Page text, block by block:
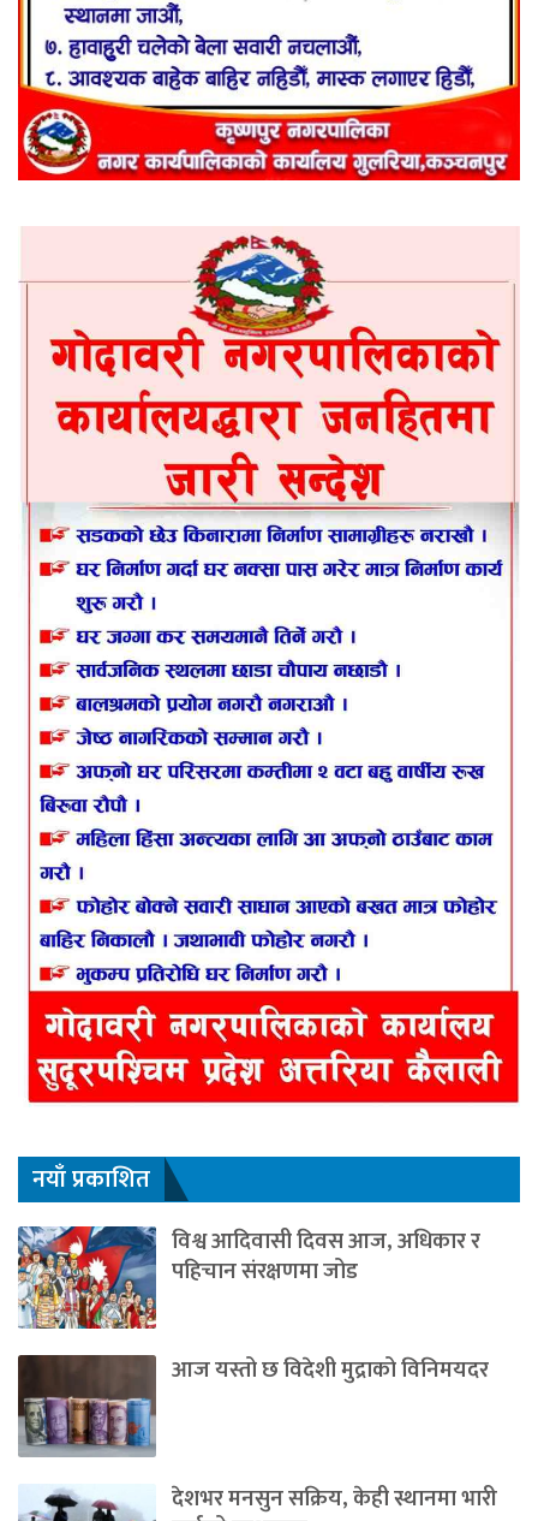
नयाँ प्रकाशित
विश्व आदिवासी दिवस आज, अधिकार र
पहिचान संरक्षणमा जोड
आज यस्तो छ विदेशी मुद्राको विनिमयदर
देशभर मनसुन सक्रिय, केही स्थानमा भारी